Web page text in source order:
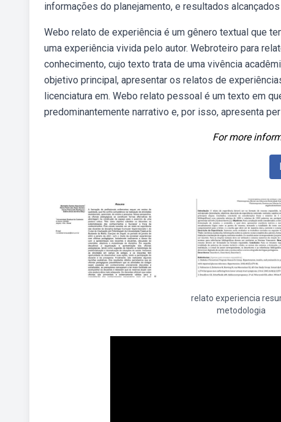
informações do planejamento, e resultados
Webo relato de experiência é um gênero textual que
uma experiência vivida pelo autor. Webroteiro para
conhecimento, cujo texto trata de uma vivência
objetivo principal, apresentar os relatos de
licenciatura em. Webo relato pessoal é um texto em
predominantemente narrativo e, por isso, apresenta
For more
relato experiencia
metodologia